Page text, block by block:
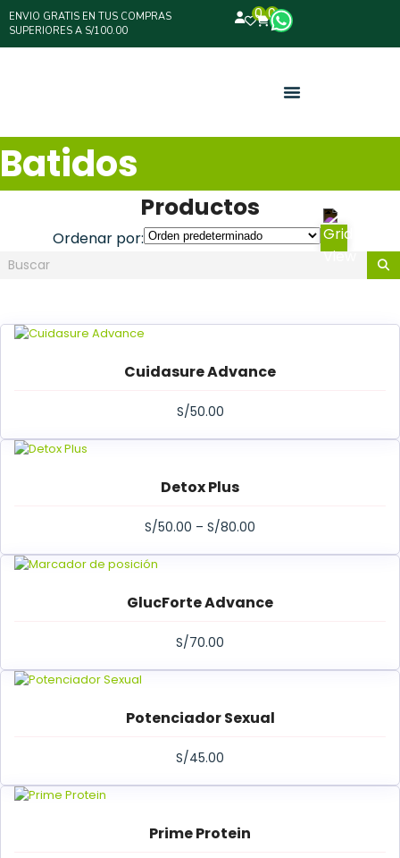
ENVIO GRATIS EN TUS COMPRAS
SUPERIORES A S/100.00
0 0
Batidos
Productos
Ordenar por:
Cuidasure Advance
S/50.00
Detox Plus
S/50.00 – S/80.00
GlucForte Advance
S/70.00
Potenciador Sexual
S/45.00
Prime Protein